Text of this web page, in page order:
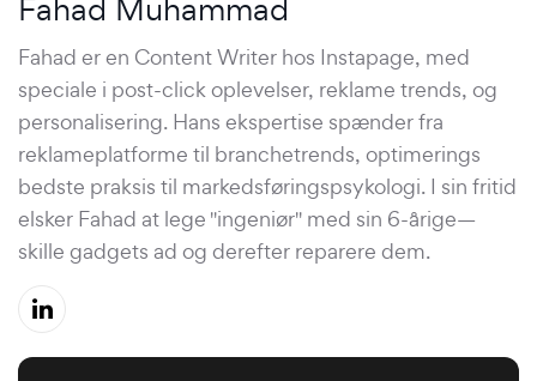
Fahad Muhammad
Fahad er en Content Writer hos Instapage, med
speciale i post-click oplevelser, reklame trends, og
personalisering. Hans ekspertise spænder fra
reklameplatforme til branchetrends, optimerings
bedste praksis til markedsføringspsykologi. I sin fritid
elsker Fahad at lege "ingeniør" med sin 6-årige—
skille gadgets ad og derefter reparere dem.